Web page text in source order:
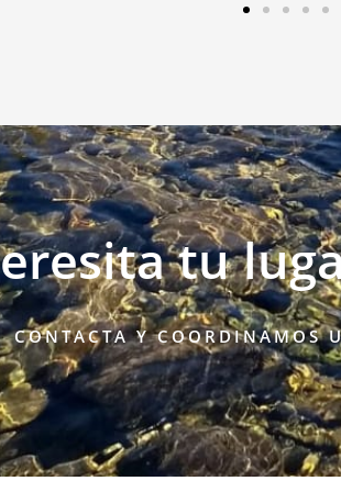
tu
CONTACTA Y COORDINAMOS